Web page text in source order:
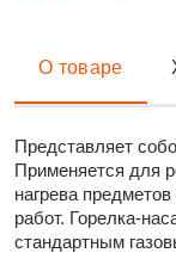
О товаре
Представляет
Применяется для
нагрева
работ. Горелка-
стандартным